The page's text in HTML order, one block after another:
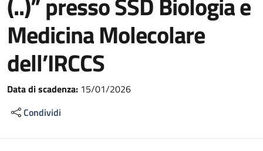
Medicina Molecolare
dell’IRCCS
Data di scadenza: 15/01/2026
Condividi